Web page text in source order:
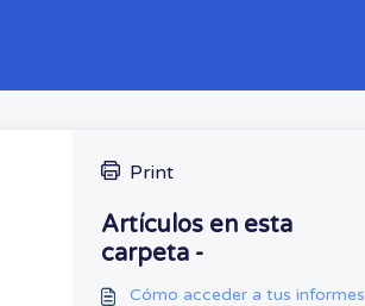
Print
Artículos en esta
carpeta -
Cómo acceder a tus informes